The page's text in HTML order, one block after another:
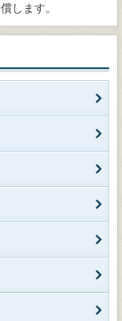
します。